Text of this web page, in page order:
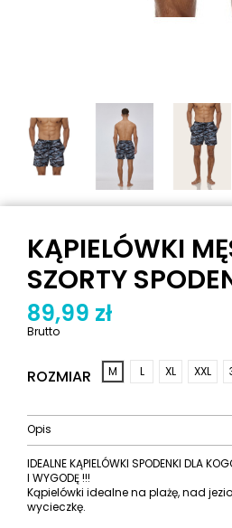
KĄPIELÓWKI
SZORTY
89,99 zł
Brutto
ROZMIAR M L XL XXL
Opis
IDEALNE KĄPIELÓWKI SPODENKI DLA
I WYGODĘ !!!
Kąpielówki idealne na plażę, nad
wycieczkę.